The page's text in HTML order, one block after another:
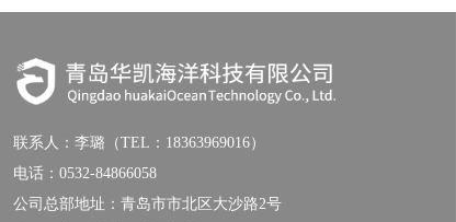
联系人：李璐（TEL：18363969016）
电话：0532-84866058
公司总部地址：青岛市市北区大沙路2号